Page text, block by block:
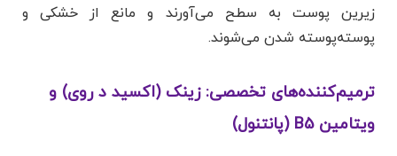
زیرین پوست به سطح می‌آورند و مانع از خشکی و
پوسته‌پوسته شدن می‌شوند.
ترمیم‌کننده‌های تخصصی: زینک (اکسید د روی) و
ویتامین B5 (پانتنول)